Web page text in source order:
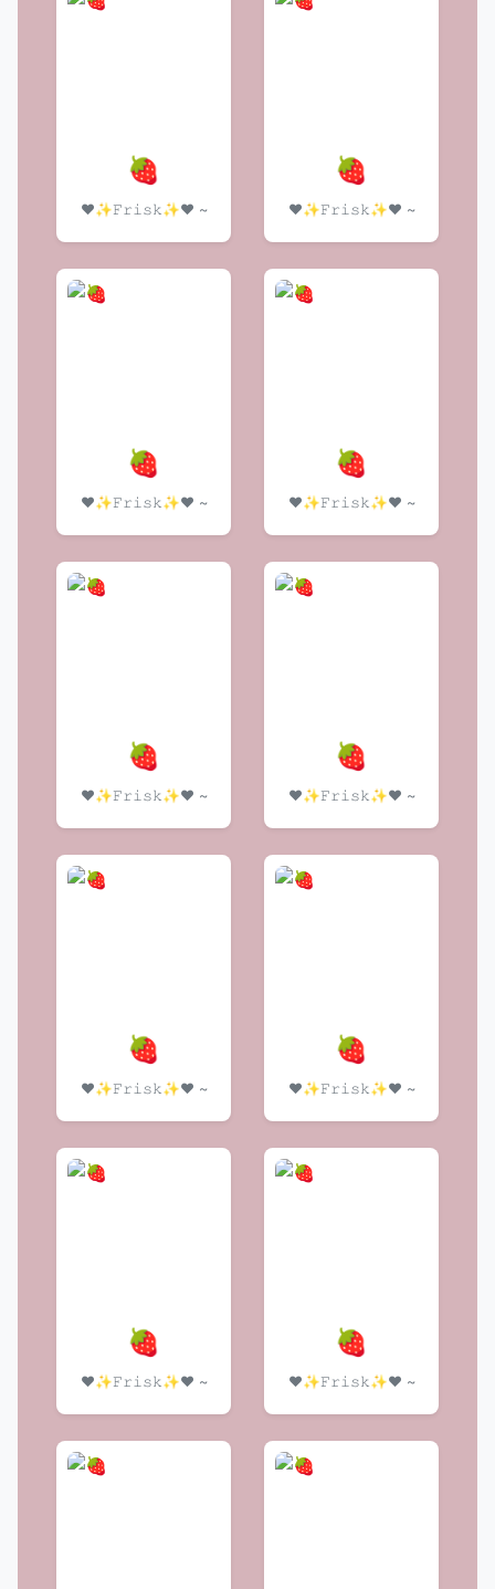
🍓
❤️✨𝙵𝚛𝚒𝚜𝚔✨❤️ ~
🍓
❤️✨𝙵𝚛𝚒𝚜𝚔✨❤️ ~
🍓
❤️✨𝙵𝚛𝚒𝚜𝚔✨❤️ ~
🍓
❤️✨𝙵𝚛𝚒𝚜𝚔✨❤️ ~
🍓
❤️✨𝙵𝚛𝚒𝚜𝚔✨❤️ ~
🍓
❤️✨𝙵𝚛𝚒𝚜𝚔✨❤️ ~
🍓
❤️✨𝙵𝚛𝚒𝚜𝚔✨❤️ ~
🍓
❤️✨𝙵𝚛𝚒𝚜𝚔✨❤️ ~
🍓
❤️✨𝙵𝚛𝚒𝚜𝚔✨❤️ ~
🍓
❤️✨𝙵𝚛𝚒𝚜𝚔✨❤️ ~